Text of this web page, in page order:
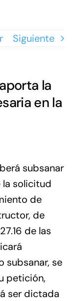
Siguiente
la
en la
subsanar
la solicitud
de
de
de las
subsanar, se
petición,
ser dictada